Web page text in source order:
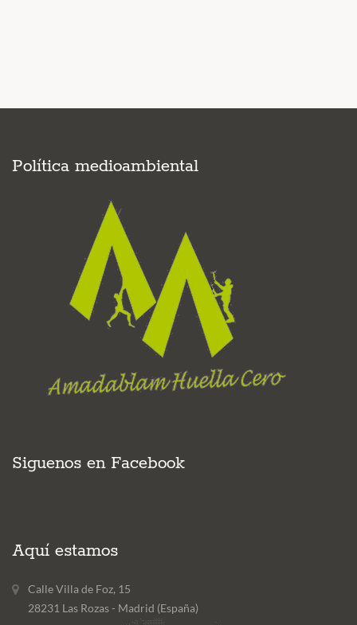
Política medioambiental
Siguenos en Facebook
Aquí estamos
Calle Villa de Foz, 15
28231 Las Rozas - Madrid (España)